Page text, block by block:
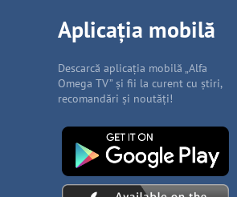
Aplicația mobilă
Descarcă aplicația mobilă „Alfa
Omega TV” și fii la curent cu știri,
recomandări și noutăți!